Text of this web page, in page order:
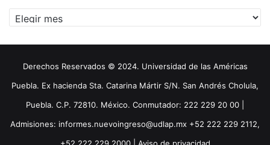
Archivos
Derechos Reservados © 2024. Universidad de las Américas
Puebla. Ex hacienda Sta. Catarina Mártir S/N. San Andrés Cholula,
Puebla. C.P. 72810. México. Conmutador: 222 229 20 00 |
Admisiones: informes.nuevoingreso@udlap.mx +52 222 229 2112,